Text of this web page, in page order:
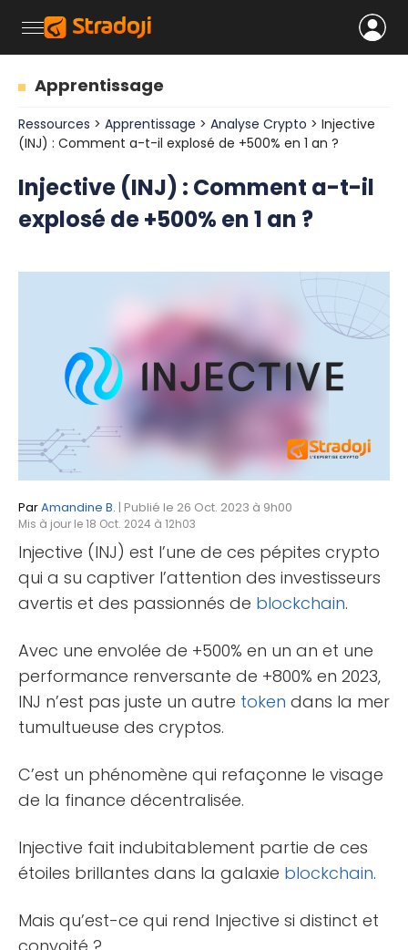
Apprentissage
Ressources > Apprentissage > Analyse Crypto > Injective
(INJ) : Comment a-t-il explosé de +500% en 1 an ?
Injective (INJ) : Comment a-t-il
explosé de +500% en 1 an ?
ParAmandine B. | Publié le 26 Oct. 2023 à 9h00
Mis à jour le 18 Oct. 2024 à 12h03
Injective (INJ) est l’une de ces pépites crypto
qui a su captiver l’attention des investisseurs
avertis et des passionnés de blockchain.
Avec une envolée de +500% en un an et une
performance renversante de +800% en 2023,
INJ n’est pas juste un autre token dans la mer
tumultueuse des cryptos.
C’est un phénomène qui refaçonne le visage
de la finance décentralisée.
Injective fait indubitablement partie de ces
étoiles brillantes dans la galaxie blockchain.
Mais qu’est-ce qui rend Injective si distinct et